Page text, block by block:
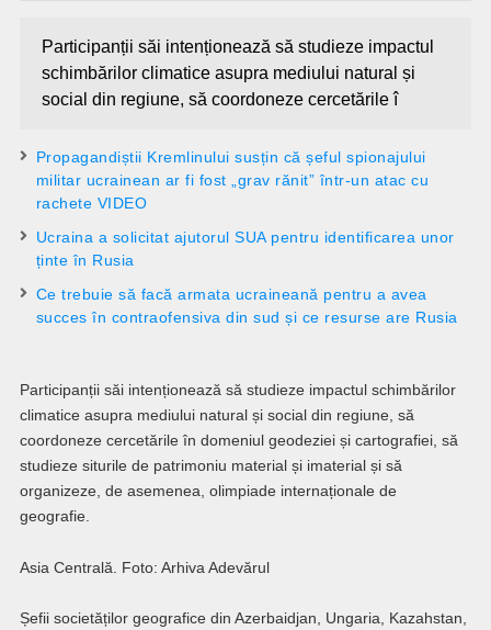
Participanții săi intenționează să studieze impactul
schimbărilor climatice asupra mediului natural și
social din regiune, să coordoneze cercetările î
Propagandiștii Kremlinului susțin că șeful spionajului
militar ucrainean ar fi fost „grav rănit” într-un atac cu
rachete VIDEO
Ucraina a solicitat ajutorul SUA pentru identificarea unor
ținte în Rusia
Ce trebuie să facă armata ucraineană pentru a avea
succes în contraofensiva din sud și ce resurse are Rusia
Participanții săi intenționează să studieze impactul schimbărilor
climatice asupra mediului natural și social din regiune, să
coordoneze cercetările în domeniul geodeziei și cartografiei, să
studieze siturile de patrimoniu material și imaterial și să
organizeze, de asemenea, olimpiade internaționale de
geografie.
Asia Centrală. Foto: Arhiva Adevărul
Șefii societăților geografice din Azerbaidjan, Ungaria, Kazahstan,